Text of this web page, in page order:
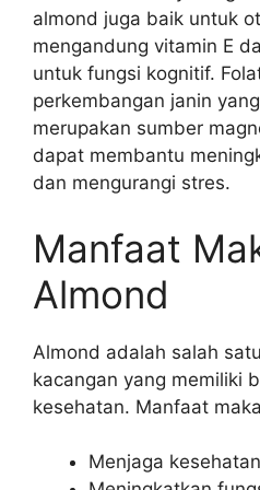
almond juga baik untuk
mengandung vitamin E
untuk fungsi kognitif.
perkembangan janin
merupakan sumber
dapat membantu
dan mengurangi stres.
Manfaat
Almond
Almond adalah salah
kacangan yang memiliki
kesehatan. Manfaat
Menjaga